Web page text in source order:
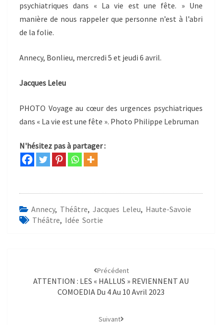
psychiatriques dans « La vie est une fête. » Une
manière de nous rappeler que personne n’est à l’abri
de la folie.
Annecy, Bonlieu, mercredi 5 et jeudi 6 avril.
Jacques Leleu
PHOTO Voyage au cœur des urgences psychiatriques
dans « La vie est une fête ». Photo Philippe Lebruman
N'hésitez pas à partager :
Annecy, Théâtre, Jacques Leleu, Haute-Savoie
Théâtre, Idée Sortie
Précédent
ATTENTION : LES « HALLUS » REVIENNENT AU
COMOEDIA Du 4 Au 10 Avril 2023
Suivant